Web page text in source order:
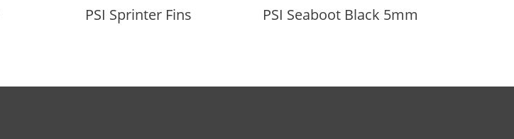
PSI Sprinter Fins PSI Seaboot Black 5mm